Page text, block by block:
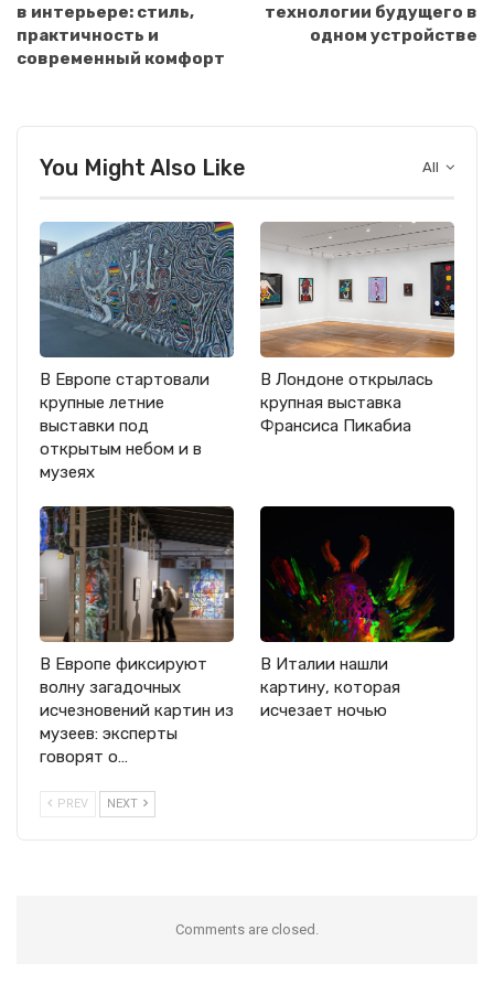
в интерьере: стиль,
практичность и
современный комфорт
технологии будущего в
одном устройстве
All
You Might Also Like
В Европе стартовали
крупные летние
выставки под
открытым небом и в
музеях
В Лондоне открылась
крупная выставка
Франсиса Пикабиа
В Европе фиксируют
волну загадочных
исчезновений картин из
музеев: эксперты
говорят о…
В Италии нашли
картину, которая
исчезает ночью
PREV NEXT
Comments are closed.